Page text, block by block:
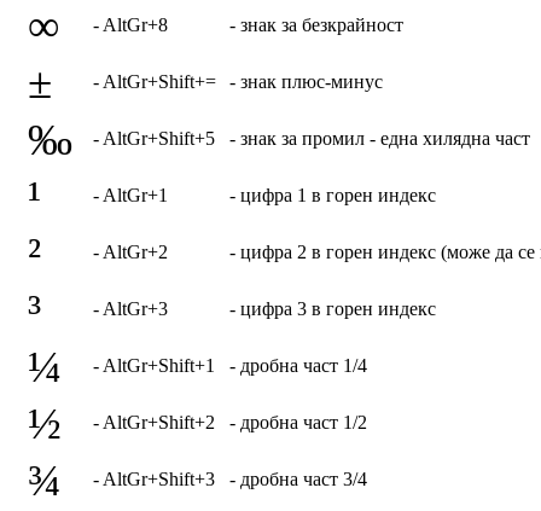
∞ - AltGr+8 - знак за безкрайност
± - AltGr+Shift+= - знак плюс-минус
‰ - AltGr+Shift+5 - знак за промил - една хилядна част
¹ - AltGr+1 - цифра 1 в горен индекс
² - AltGr+2 - цифра 2 в горен индекс (може да се
³ - AltGr+3 - цифра 3 в горен индекс
¼ - AltGr+Shift+1 - дробна част 1/4
½ - AltGr+Shift+2 - дробна част 1/2
¾ - AltGr+Shift+3 - дробна част 3/4